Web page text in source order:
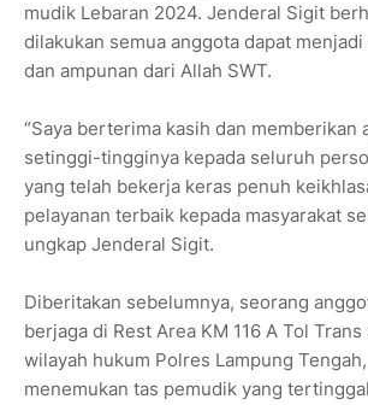
mudik Lebaran 2024. Jenderal Sigit
dilakukan semua anggota dapat menjadi
dan ampunan dari Allah SWT.
“Saya berterima kasih dan memberikan
setinggi-tingginya kepada seluruh
yang telah bekerja keras penuh
pelayanan terbaik kepada masyarakat
ungkap Jenderal Sigit.
Diberitakan sebelumnya, seorang
berjaga di Rest Area KM 116 A Tol
wilayah hukum Polres Lampung
menemukan tas pemudik yang